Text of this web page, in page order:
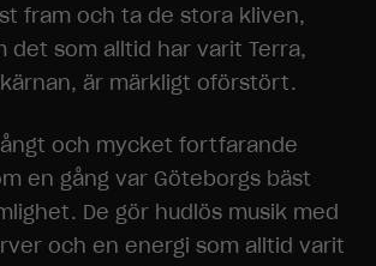
fram och ta de stora kliven,
det som alltid har varit Terra,
är märkligt oförstört.
och mycket fortfarande
en gång var Göteborgs bäst
De gör hudlös musik med
och en energi som alltid varit